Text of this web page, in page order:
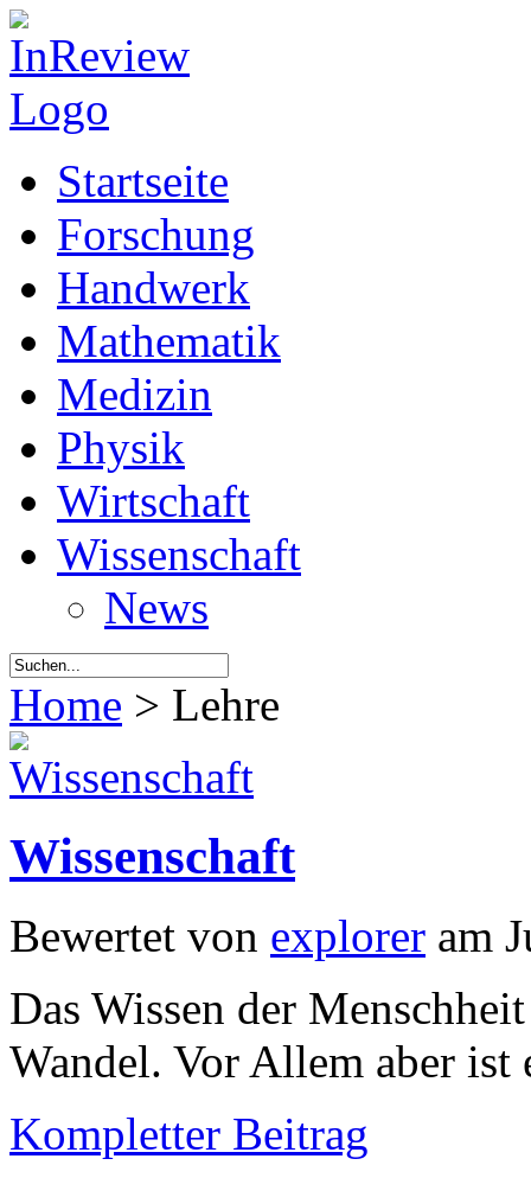
Startseite
Forschung
Handwerk
Mathematik
Medizin
Physik
Wirtschaft
Wissenschaft
News
Home > Lehre
Wissenschaft
Bewertet von explorer am
Das Wissen der
Wandel. Vor Allem aber
Kompletter Beitrag